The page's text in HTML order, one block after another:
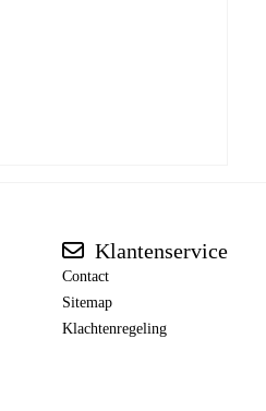
Klantenservice
Contact
Sitemap
Klachtenregeling